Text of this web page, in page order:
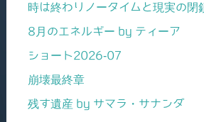
時は終わりノータイムと現実の閉
8月のエネルギー by ティーア
ショート2026-07
崩壊最終章
残す遺産 by サマラ・サナンダ